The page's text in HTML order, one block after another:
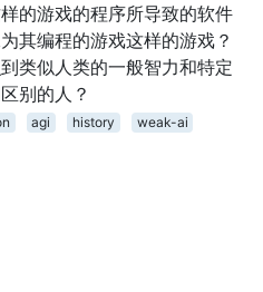
的游戏的程序所导致的软件
其编程的游戏这样的游戏？
类似人类的一般智力和特定
别的人？
agi history weak-ai